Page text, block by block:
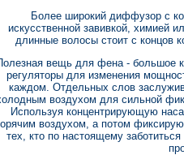
Более широкий диффузор с
искусственной завивкой, химией
длинные волосы стоит с концов
вещь для фена - большое
регуляторы для изменения
каждом. Отдельных слов
воздухом для сильной
Используя концентрирующую
воздухом, а потом
тех, кто по настоящему